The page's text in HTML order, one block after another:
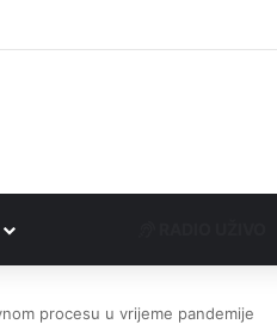
ZDK izvršili 24 inspekcijska nadzora
procesu u vrijeme pandemije